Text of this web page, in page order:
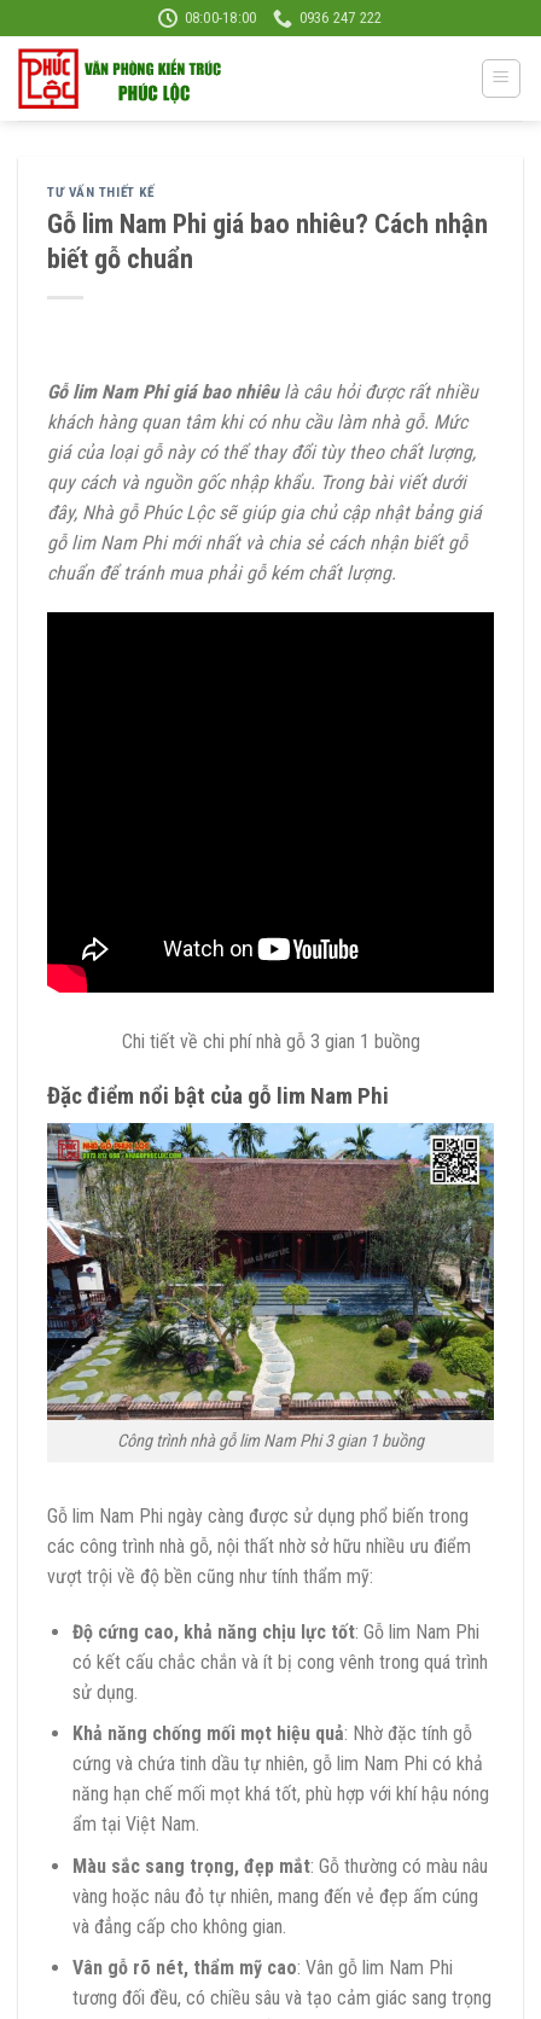
to
content
08:00-18:00 0936 247 222
TƯ VẤN THIẾT KẾ
Gỗ lim Nam Phi giá bao nhiêu? Cách nhận
biết gỗ chuẩn
Gỗ lim Nam Phi giá bao nhiêulà câu hỏi được rất nhiều
khách hàng quan tâm khi có nhu cầu làm nhà gỗ. Mức
giá của loại gỗ này có thể thay đổi tùy theo chất lượng,
quy cách và nguồn gốc nhập khẩu. Trong bài viết dưới
đây, Nhà gỗ Phúc Lộc sẽ giúp gia chủ cập nhật bảng giá
gỗ lim Nam Phi mới nhất và chia sẻ cách nhận biết gỗ
chuẩn để tránh mua phải gỗ kém chất lượng.
Chi tiết về chi phí nhà gỗ 3 gian 1 buồng
Đặc điểm nổi bật của gỗ lim Nam Phi
Công trình nhà gỗ lim Nam Phi 3 gian 1 buồng
Gỗ lim Nam Phi ngày càng được sử dụng phổ biến trong
các công trình nhà gỗ, nội thất nhờ sở hữu nhiều ưu điểm
vượt trội về độ bền cũng như tính thẩm mỹ:
Độ cứng cao, khả năng chịu lực tốt: Gỗ lim Nam Phi
có kết cấu chắc chắn và ít bị cong vênh trong quá trình
sử dụng.
Khả năng chống mối mọt hiệu quả: Nhờ đặc tính gỗ
cứng và chứa tinh dầu tự nhiên, gỗ lim Nam Phi có khả
năng hạn chế mối mọt khá tốt, phù hợp với khí hậu nóng
ẩm tại Việt Nam.
Màu sắc sang trọng, đẹp mắt: Gỗ thường có màu nâu
vàng hoặc nâu đỏ tự nhiên, mang đến vẻ đẹp ấm cúng
và đẳng cấp cho không gian.
Vân gỗ rõ nét, thẩm mỹ cao: Vân gỗ lim Nam Phi
tương đối đều, có chiều sâu và tạo cảm giác sang trọng